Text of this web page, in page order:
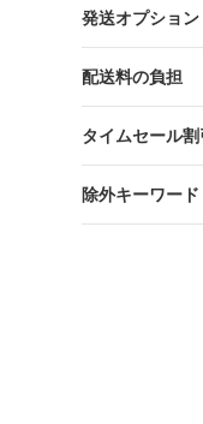
発送オプション
配送料の負担
タイムセール割
除外キーワード